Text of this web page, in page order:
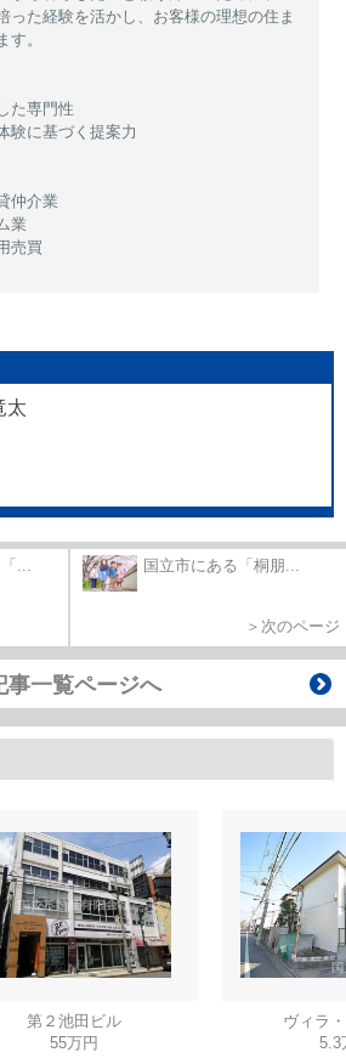
った経験を活かし、お客様の理想の住ま
す。
た専門性
験に基づく提案力
仲介業
業
売買
... 国立市にある「桐朋...
＞次のページ
事一覧ページへ
第２池田ビル
55万円
ヴィラ
5.3